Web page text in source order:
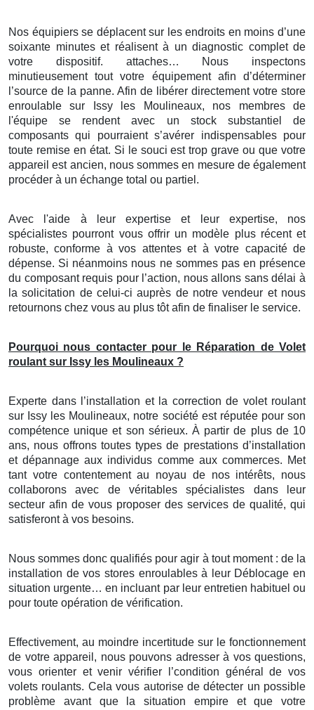
Nos équipiers se déplacent sur les endroits en moins d’une
soixante minutes et réalisent à un diagnostic complet de
votre dispositif. attaches… Nous inspectons
minutieusement tout votre équipement afin d’déterminer
l’source de la panne. Afin de libérer directement votre store
enroulable sur Issy les Moulineaux, nos membres de
l'équipe se rendent avec un stock substantiel de
composants qui pourraient s’avérer indispensables pour
toute remise en état. Si le souci est trop grave ou que votre
appareil est ancien, nous sommes en mesure de également
procéder à un échange total ou partiel.
Avec l'aide à leur expertise et leur expertise, nos
spécialistes pourront vous offrir un modèle plus récent et
robuste, conforme à vos attentes et à votre capacité de
dépense. Si néanmoins nous ne sommes pas en présence
du composant requis pour l’action, nous allons sans délai à
la solicitation de celui-ci auprès de notre vendeur et nous
retournons chez vous au plus tôt afin de finaliser le service.
Pourquoi nous contacter pour le Réparation de Volet
roulant sur Issy les Moulineaux ?
Experte dans l’installation et la correction de volet roulant
sur Issy les Moulineaux, notre société est réputée pour son
compétence unique et son sérieux. À partir de plus de 10
ans, nous offrons toutes types de prestations d’installation
et dépannage aux individus comme aux commerces. Met
tant votre contentement au noyau de nos intérêts, nous
collaborons avec de véritables spécialistes dans leur
secteur afin de vous proposer des services de qualité, qui
satisferont à vos besoins.
Nous sommes donc qualifiés pour agir à tout moment : de la
installation de vos stores enroulables à leur Déblocage en
situation urgente… en incluant par leur entretien habituel ou
pour toute opération de vérification.
Effectivement, au moindre incertitude sur le fonctionnement
de votre appareil, nous pouvons adresser à vos questions,
vous orienter et venir vérifier l’condition général de vos
volets roulants. Cela vous autorise de détecter un possible
problème avant que la situation empire et que votre